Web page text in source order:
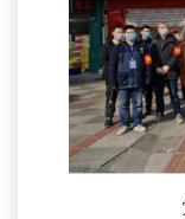
党员